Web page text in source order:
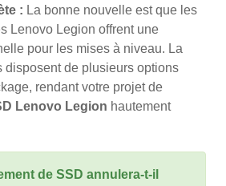
: La bonne nouvelle est que les
Lenovo Legion offrent une
pour les mises à niveau. La
disposent de plusieurs options
rendant votre projet de
Lenovo Legion hautement
de SSD annulera-t-il